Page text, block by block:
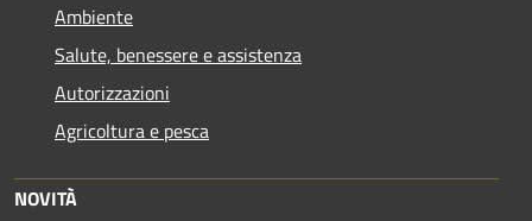
Ambiente
Salute, benessere e assistenza
Autorizzazioni
Agricoltura e pesca
NOVITÀ